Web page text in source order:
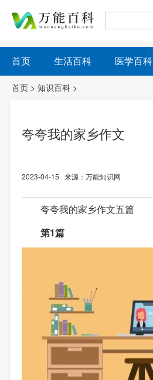
首页 生活百科 医学百科
首页 > 知识百科 >
夸夸我的家乡作文
2023-04-15 来源：万能知识网
夸夸我的家乡作文五篇
第1篇